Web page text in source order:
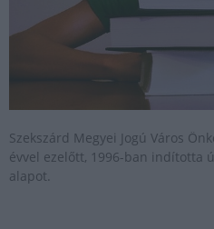
Szekszárd Megyei Jogú Város
évvel ezelőtt, 1996-ban indította
alapot.